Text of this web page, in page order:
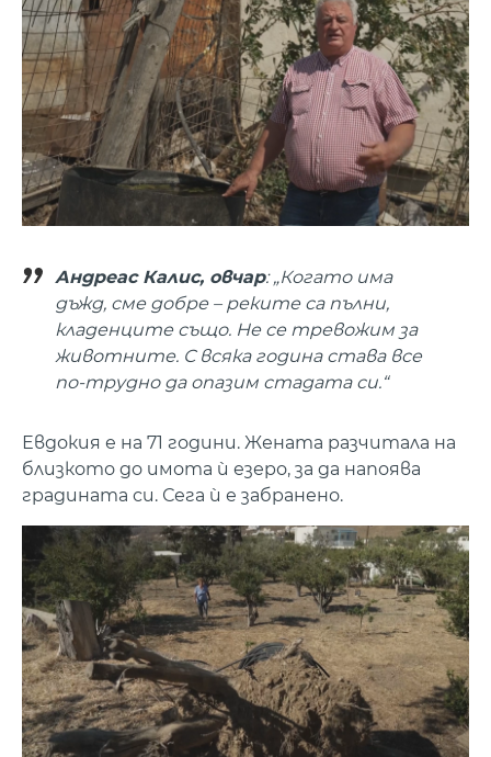
Андреас Калис, овчар: „Когато има
дъжд, сме добре – реките са пълни,
кладенците също. Не се тревожим за
животните. С всяка година става все
по-трудно да опазим стадата си.“
Евдокия е на 71 години. Жената разчитала на
близкото до имота ѝ езеро, за да напоява
градината си. Сега ѝ е забранено.